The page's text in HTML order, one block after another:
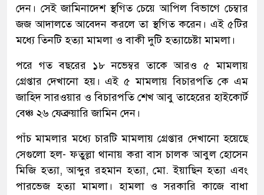
দেন। সেই জামিনাদেশ স্থগিত চেয়ে আপিল বিভাগে চেম্বার
জজ আদালতে আবেদন করলে তা স্থগিত করেন। এই ৫টির
মধ্যে তিনটি হত্যা মামলা ও বাকী দুটি হত্যাচেষ্টা মামলা।
পরে গত বছরের ১৮ নভেম্বর তাকে আরও ৫ মামলায়
গ্রেপ্তার দেখানো হয়। এই ৫ মামলায় বিচারপতি কে এম
জাহিদ সারওয়ার ও বিচারপতি শেখ আবু তাহেরের হাইকোর্ট
বেঞ্চ ২৬ ফেব্রুয়ারি জামিন দেন।
পাঁচ মামলার মধ্যে চারটি মামলায় গ্রেপ্তার দেখানো হয়েছে
সেগুলো হল- ফতুল্লা থানায় করা বাস চালক আবুল হোসেন
মিজি হত্যা, আব্দুর রহমান হত্যা, মো. ইয়াছিন হত্যা এবং
পারভেজ হত্যা মামলা। হামলা ও সরকারি কাজে বাধা